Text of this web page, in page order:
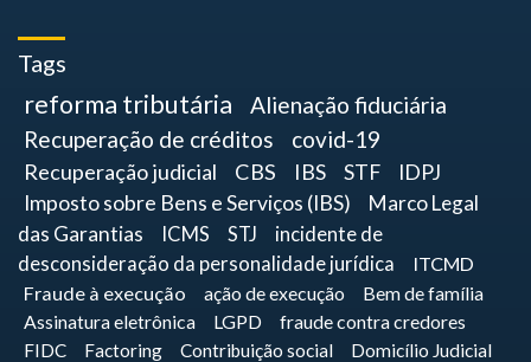
Tags
reforma tributária
Alienação fiduciária
Recuperação de créditos
covid-19
Recuperação judicial CBS IBS STF
IDPJ
Imposto sobre Bens e Serviços (IBS)
Marco Legal
das Garantias
ICMS STJ
incidente de
desconsideração da personalidade jurídica
ITCMD
Fraude à execução
ação de execução
Bem de família
Assinatura eletrônica
LGPD fraude contra credores
FIDC Factoring Contribuição social
Domicílio Judicial